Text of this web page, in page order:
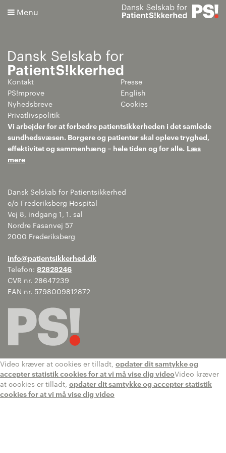
Menu
Søg
Avanceret søgning
Kontakt
Presse
PS!mprove
English
Nyhedsbreve
Cookies
Privatlivspolitik
Vi arbejder for at forbedre patientsikkerheden i det samlede
sundhedsvæsen. Borgere og patienter skal opleve tryghed,
effektivitet og sammenhæng – hele tiden og for alle. Læs
mere
Dansk Selskab for Patientsikkerhed
c/o Frederiksberg Hospital
Vej 8, indgang 1, 1. sal
Nordre Fasanvej 57
2000 Frederiksberg
info@patientsikkerhed.dk
Telefon: 82828246
CVR nr. 28647239
EAN nr. 5798009812872
Video kræver at cookies er tilladt, opdater dit samtykke og
accepter statistik cookies for at vi må vise dig videoVideo kræver
at cookies er tilladt, opdater dit samtykke og accepter statistik
cookies for at vi må vise dig video